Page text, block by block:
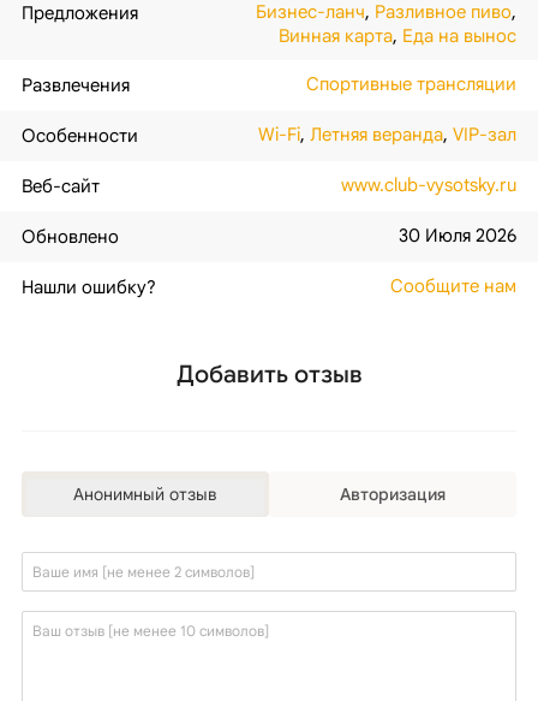
Предложения Бизнес-ланч, Разливное пиво,
Винная карта, Еда на вынос
Развлечения Спортивные трансляции
Особенности Wi-Fi,Летняя веранда,VIP-зал
Веб-сайт www.club-vysotsky.ru
Обновлено 30 Июля 2026
Нашли ошибку? Сообщите нам
Добавить отзыв
Анонимный отзыв Авторизация